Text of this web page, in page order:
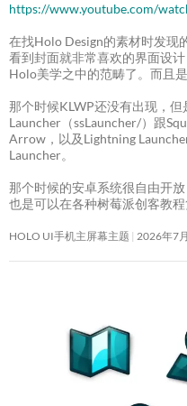
https://www.youtube.com/
在找Holo Design的素材时发现
看到封面就非常喜欢的界面设
Holo美学之中的范畴了。而且
那个时候KLWP还没有出现，
Launcher（ssLauncher/）跟
Arrow，以及Lightning
Launcher。
那个时候的安卓系统很自由开
也是可以在各种树莓派创客教程
HOLO UI手机主屏幕主题 2026年7